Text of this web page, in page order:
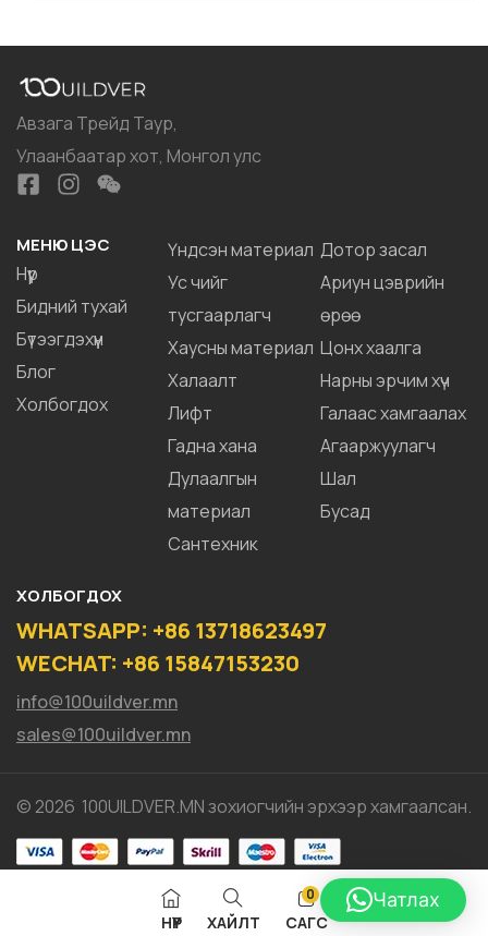
Авзага Трейд Таур,
Улаанбаатар хот, Монгол улс
МЕНЮ ЦЭС
Нүүр
Бидний тухай
Бүтээгдэхүүн
Блог
Холбогдох
Үндсэн материал
Ус чийг
тусгаарлагч
Хаусны материал
Халаалт
Лифт
Гадна хана
Дулаалгын
материал
Сантехник
Дотор засал
Ариун цэврийн
өрөө
Цонх хаалга
Нарны эрчим хүч
Галаас хамгаалах
Агааржуулагч
Шал
Бусад
ХОЛБОГДОХ
WHATSAPP: +86 13718623497
WECHAT: +86 15847153230
info@100uildver.mn
sales@100uildver.mn
© 2026 100UILDVER.MN зохиогчийн эрхээр хамгаалсан.
НҮҮР ХАЙЛТ
0
САГС
Чатлах